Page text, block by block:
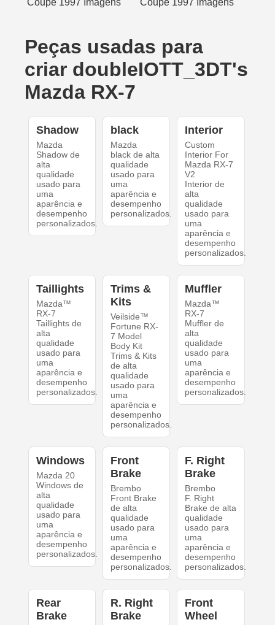
Peças usadas para
criar doubleIOTT_3DT's
Mazda RX-7
Shadow
Mazda
Shadow de
alta
qualidade
usado para
uma
aparência e
desempenho
personalizados.
black
Mazda
black de alta
qualidade
usado para
uma
aparência e
desempenho
personalizados.
Interior
Custom
Interior For
Mazda RX-7
V2
Interior de
alta
qualidade
usado para
uma
aparência e
desempenho
personalizados.
Taillights
Mazda™
RX-7
Taillights de
alta
qualidade
usado para
uma
aparência e
desempenho
personalizados.
Trims &
Kits
Veilside™
Fortune RX-
7 Model
Body Kit
Trims & Kits
de alta
qualidade
usado para
uma
aparência e
desempenho
personalizados.
Muffler
Mazda™
RX-7
Muffler de
alta
qualidade
usado para
uma
aparência e
desempenho
personalizados.
Windows
Mazda 20
Windows de
alta
qualidade
usado para
uma
aparência e
desempenho
personalizados.
Front
Brake
Brembo
Front Brake
de alta
qualidade
usado para
uma
aparência e
desempenho
personalizados.
F. Right
Brake
Brembo
F. Right
Brake de alta
qualidade
usado para
uma
aparência e
desempenho
personalizados.
Rear
Brake
R. Right
Brake
Front
Wheel